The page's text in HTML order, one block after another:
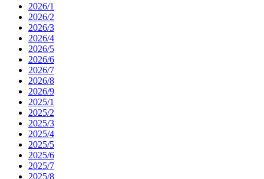
2026/1
2026/2
2026/3
2026/4
2026/5
2026/6
2026/7
2026/8
2026/9
2025/1
2025/2
2025/3
2025/4
2025/5
2025/6
2025/7
2025/8